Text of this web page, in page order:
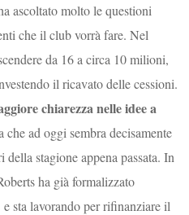
ascoltato molto le questioni
che il club vorrà fare. Nel
da 16 a circa 10 milioni,
il ricavato delle cessioni.
chiarezza nelle idee a
che ad oggi sembra decisamente
stagione appena passata. In
ha già formalizzato
sta lavorando per rifinanziare il